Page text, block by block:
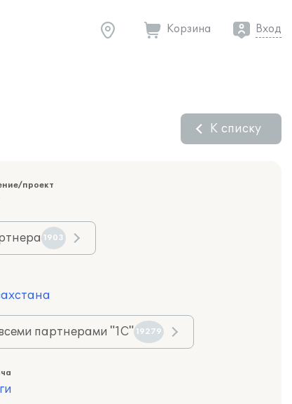
Корзина Вход
К списку
проект
1903
партнерами "1С" 19279